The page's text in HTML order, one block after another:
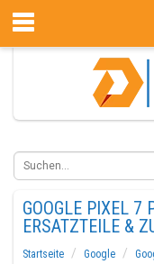
GOOGLE PIXEL 7
ERSATZTEILE &
Startseite Google